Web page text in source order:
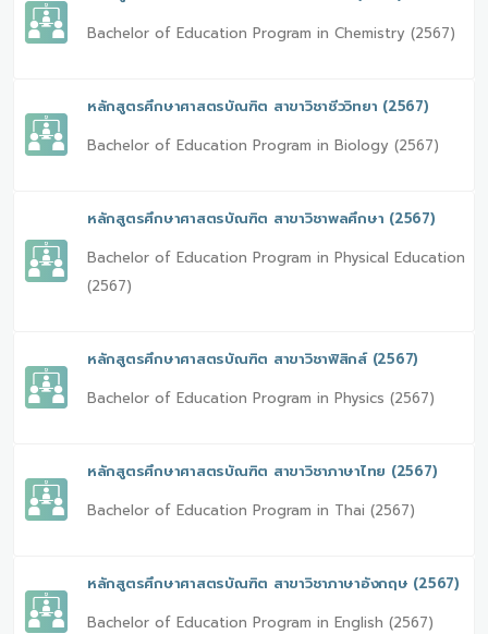
Bachelor of Education Program in Chemistry (2567)
หลักสูตรศึกษาศาสตรบัณฑิต สาขาวิชาชีววิทยา (2567)
Bachelor of Education Program in Biology (2567)
หลักสูตรศึกษาศาสตรบัณฑิต สาขาวิชาพลศึกษา (2567)
Bachelor of Education Program in Physical Education
(2567)
หลักสูตรศึกษาศาสตรบัณฑิต สาขาวิชาฟิสิกส์ (2567)
Bachelor of Education Program in Physics (2567)
หลักสูตรศึกษาศาสตรบัณฑิต สาขาวิชาภาษาไทย (2567)
Bachelor of Education Program in Thai (2567)
หลักสูตรศึกษาศาสตรบัณฑิต สาขาวิชาภาษาอังกฤษ (2567)
Bachelor of Education Program in English (2567)